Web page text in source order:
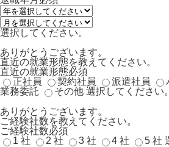
選択してください。
ありがとうございます。
直近の就業形態を教えてください。
直近の就業形態必須
正社員
契約社員 派遣社員
業務委託
その他 選択してください。
ありがとうございます。
ご経験社数を教えてください。
ご経験社数必須
1 社
2 社 3 社 4 社 5 社